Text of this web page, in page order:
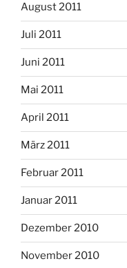
August 2011
Juli 2011
Juni 2011
Mai 2011
April 2011
März 2011
Februar 2011
Januar 2011
Dezember 2010
November 2010